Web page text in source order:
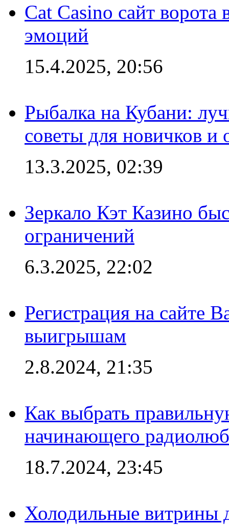
Cat Casino сайт
эмоций
15.4.2025, 20:56
Рыбалка на Кубани:
советы для новичков
13.3.2025, 02:39
Зеркало Кэт Казино
ограничений
6.3.2025, 22:02
Регистрация на сайте
выигрышам
2.8.2024, 21:35
Как выбрать
начинающего
18.7.2024, 23:45
Холодильные витрины